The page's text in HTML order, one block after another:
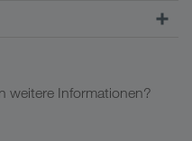
weitere Informationen?